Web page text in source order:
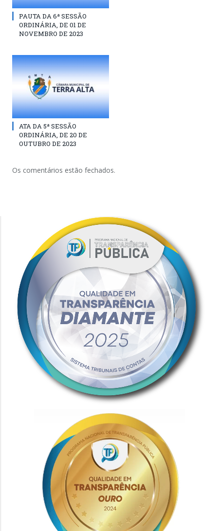
PAUTA DA 6ª SESSÃO
ORDINÁRIA, DE 01 DE
NOVEMBRO DE 2023
ATA DA 5ª SESSÃO
ORDINÁRIA, DE 20 DE
OUTUBRO DE 2023
Os comentários estão fechados.